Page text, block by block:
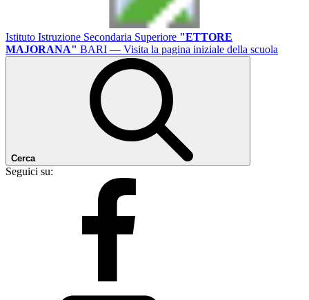
Istituto Istruzione Secondaria Superiore "ETTORE
MAJORANA" BARI — Visita la pagina iniziale della scuola
Cerca
Seguici su: